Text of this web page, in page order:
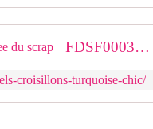
FDSF000341feuille les essentiels croisillons turquoise chicfee du scrap
croisillons-turquoise-chic/